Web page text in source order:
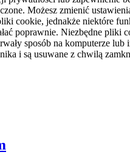
Możesz zmienić
cookie, jednakże niektóre
poprawnie. Niezbędne pliki
sposób na komputerze lub
i są usuwane z chwilą